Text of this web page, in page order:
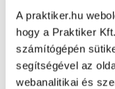
A praktiker.hu
hogy a Praktiker
számítógépén
segítségével az
webanalitikai és